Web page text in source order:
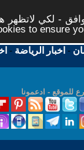
- لكي لاتظهر
to ensure
- اخبار الرياضة -
للموقع - ادعمونا